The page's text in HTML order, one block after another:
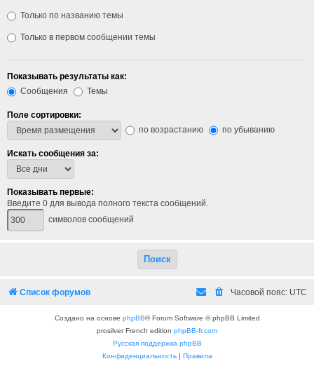
Только по названию темы
Только в первом сообщении темы
Показывать результаты как:
Сообщения
Темы
Поле сортировки:
по возрастанию
по убыванию
Искать сообщения за:
Показывать первые:
Введите 0 для вывода полного текста сообщений.
символов сообщений
Список форумов Часовой пояс: UTC
Создано на основе phpBB® Forum Software © phpBB Limited
prosilver French edition phpBB-fr.com
Русская поддержка phpBB
Конфиденциальность| Правила